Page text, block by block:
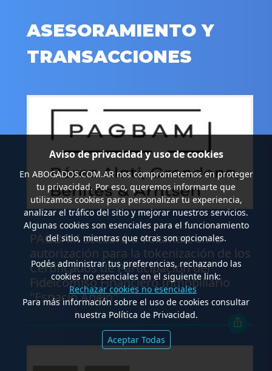
ASESORAMIENTO Y
TRANSACCIONES
.
PAGBAM asesoró a Volsmart en la
autorización para la tokenización de los
Certificados de Participación del
Fideicomiso Financiero Inmobiliario
"Espacio Añelo"
Aviso de privacidad y uso de cookies
En ABOGADOS.COM.ARnos comprometemos en proteger
tu privacidad. Por eso, queremos informarte que
utilizamos cookies para personalizar tu experiencia,
analizar el tráfico del sitio y mejorar nuestros servicios.
Algunas cookies son esenciales para el funcionamiento
del sitio, mientras que otras son opcionales.
Podés administrar tus preferencias, rechazando las
cookies no esenciales en el siguiente link:
Rechazar cookies no esenciales
Para más información sobre el uso de cookies consultar
nuestra Política de Privacidad.
Aceptar Todas